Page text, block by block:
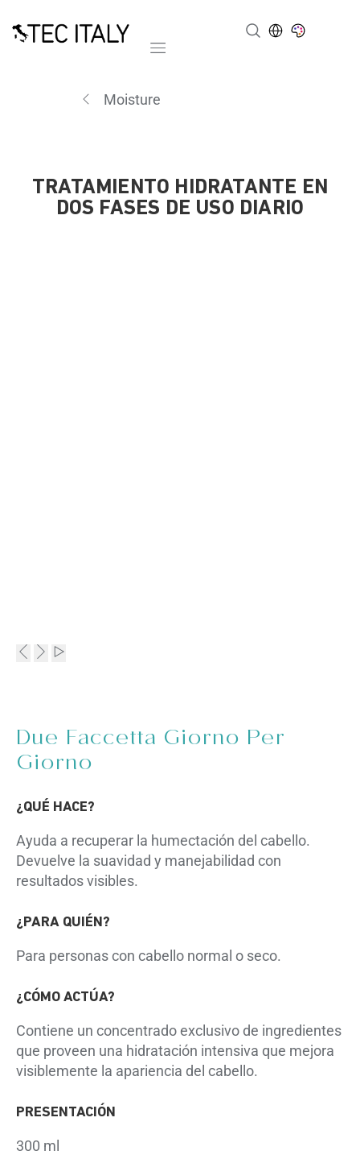
Mobile navigation
Moisture
TRATAMIENTO HIDRATANTE EN
DOS FASES DE USO DIARIO
Due Faccetta Giorno Per
Giorno
¿QUÉ HACE?
Ayuda a recuperar la humectación del cabello.
Devuelve la suavidad y manejabilidad con
resultados visibles.
¿PARA QUIÉN?
Para personas con cabello normal o seco.
¿CÓMO ACTÚA?
Contiene un concentrado exclusivo de ingredientes
que proveen una hidratación intensiva que mejora
visiblemente la apariencia del cabello.
PRESENTACIÓN
300 ml